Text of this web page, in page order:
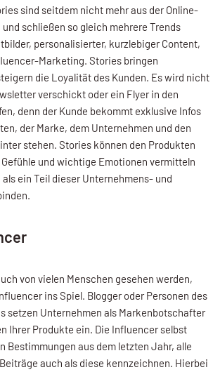
sind seitdem nicht mehr aus der Online-
schließen so gleich mehrere Trends
personalisierter, kurzlebiger Content,
Marketing. Stories bringen
die Loyalität des Kunden. Es wird nicht
verschickt oder ein Flyer in den
denn der Kunde bekommt exklusive Infos
der Marke, dem Unternehmen und den
stehen. Stories können den Produkten
und wichtige Emotionen vermitteln
als ein Teil dieser Unternehmens- und
von vielen Menschen gesehen werden,
ins Spiel. Blogger oder Personen des
setzen Unternehmen als Markenbotschafter
Ihrer Produkte ein. Die Influencer selbst
Bestimmungen aus dem letzten Jahr, alle
auch als diese kennzeichnen. Hierbei